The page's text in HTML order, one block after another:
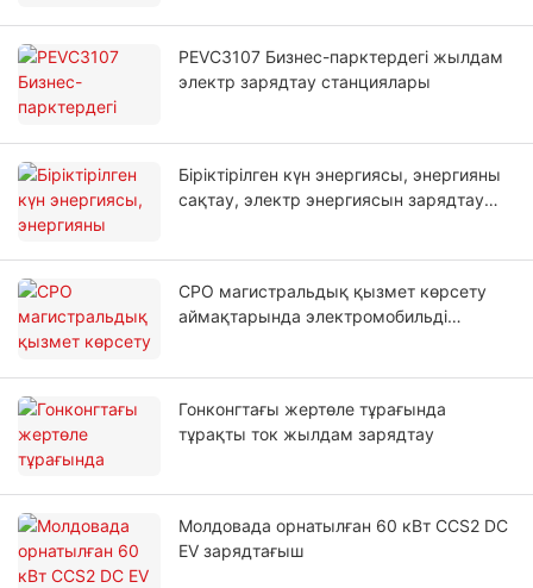
PEVC3107 Бизнес-парктердегі жылдам
электр зарядтау станциялары
Біріктірілген күн энергиясы, энергияны
сақтау, электр энергиясын зарядтау
CPO магистральдық қызмет көрсету
аймақтарында электромобильді
Гонконгтағы жертөле тұрағында
тұрақты ток жылдам зарядтау
Молдовада орнатылған 60 кВт CCS2 DC
EV зарядтағыш